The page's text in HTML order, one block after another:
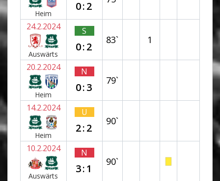
Heim
0:2
24.2.2024
Auswärts
S
0:2
83` 1
20.2.2024
Heim
N
0:3
79`
14.2.2024
Heim
U
2:2
90`
10.2.2024
Auswärts
N
3:1
90`